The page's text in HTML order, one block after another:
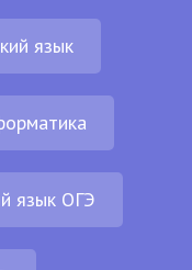
язык
язык ОГЭ